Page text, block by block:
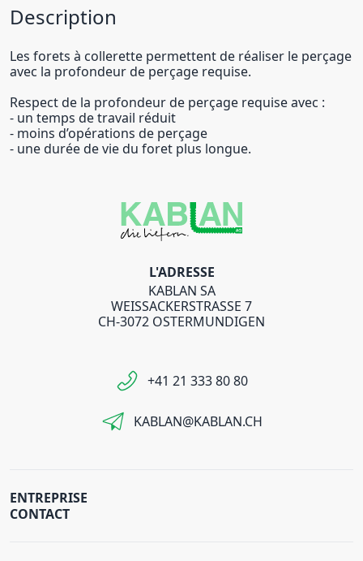
Description
Les forets à collerette permettent de réaliser le perçage
avec la profondeur de perçage requise.
Respect de la profondeur de perçage requise avec :
- un temps de travail réduit
- moins d’opérations de perçage
- une durée de vie du foret plus longue.
L'ADRESSE
KABLAN SA
WEISSACKERSTRASSE 7
CH-3072 OSTERMUNDIGEN
+41 21 333 80 80
KABLAN@KABLAN.CH
ENTREPRISE
CONTACT